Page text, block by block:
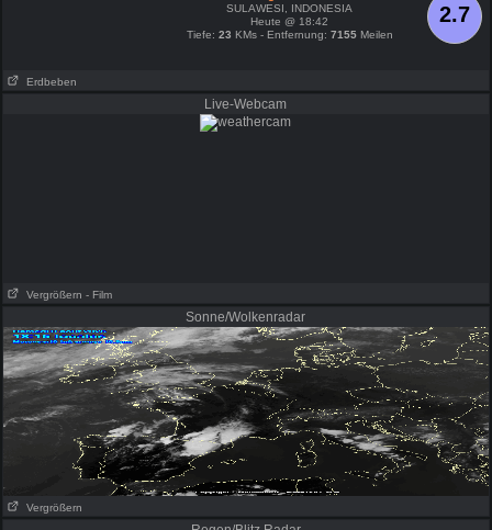
2.7
SULAWESI, INDONESIA
Heute @ 18:42
Tiefe: 23 KMs - Entfernung: 7155Meilen
Erdbeben
Live-Webcam
Vergrößern - Film
Sonne/Wolkenradar
Vergrößern